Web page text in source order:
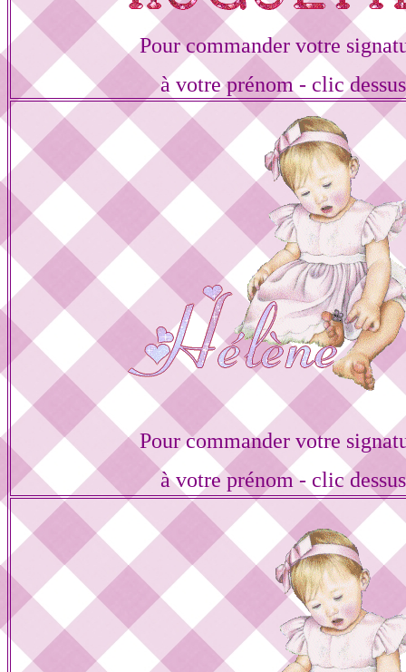
Pour commander votre
à votre prénom - clic dessus
Pour commander votre
à votre prénom - clic dessus